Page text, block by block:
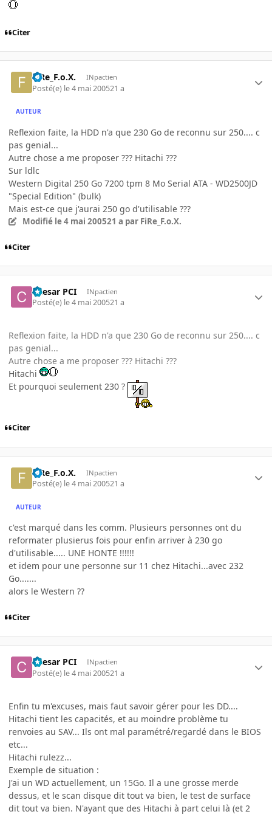
Citer
FiRe_F.o.X. INpactien
Posté(e) le 4 mai 200521 a
AUTEUR
Reflexion faite, la HDD n'a que 230 Go de reconnu sur 250.... c
pas genial...
Autre chose a me proposer ??? Hitachi ???
Sur ldlc
Western Digital 250 Go 7200 tpm 8 Mo Serial ATA - WD2500JD
"Special Edition" (bulk)
Mais est-ce que j'aurai 250 go d'utilisable ???
Modifié le 4 mai 200521 a par FiRe_F.o.X.
Citer
Caesar PCI INpactien
Posté(e) le 4 mai 200521 a
Reflexion faite, la HDD n'a que 230 Go de reconnu sur 250.... c
pas genial...
Autre chose a me proposer ??? Hitachi ???
Hitachi
Et pourquoi seulement 230 ?
Citer
FiRe_F.o.X. INpactien
Posté(e) le 4 mai 200521 a
AUTEUR
c'est marqué dans les comm. Plusieurs personnes ont du
reformater plusierus fois pour enfin arriver à 230 go
d'utilisable..... UNE HONTE !!!!!!
et idem pour une personne sur 11 chez Hitachi...avec 232
Go.......
alors le Western ??
Citer
Caesar PCI INpactien
Posté(e) le 4 mai 200521 a
Enfin tu m'excuses, mais faut savoir gérer pour les DD....
Hitachi tient les capacités, et au moindre problème tu
renvoies au SAV... Ils ont mal paramétré/regardé dans le BIOS
etc...
Hitachi rulezz...
Exemple de situation :
J'ai un WD actuellement, un 15Go. Il a une grosse merde
dessus, et le scan disque dit tout va bien, le test de surface
dit tout va bien. N'ayant que des Hitachi à part celui là (et 2